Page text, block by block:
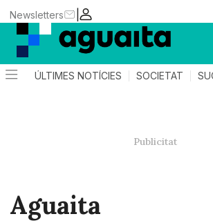
|
Newsletters
ÚLTIMES NOTÍCIES SOCIETAT
Aguaita